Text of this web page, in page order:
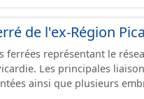
d’un regroupement suivant
leur stade de
et la nature de leur
globalement sur la
peut également la
de l'ex-Région
ferrées représentant le
Les principales
ainsi que plusieurs